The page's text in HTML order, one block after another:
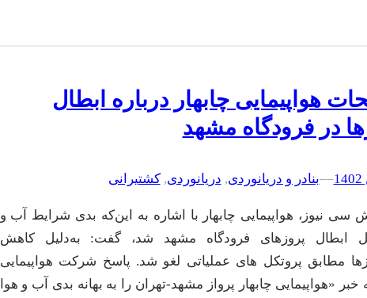
هواپیمایی چابهار درباره ابطال
در فرودگاه مشهد
–
–بنادر و دریانوردی, دریانوردی, کشتیرانی
سی نیوز، هواپیمایی چابهار با اشاره به ‌این‌که بدی شرایط آب و
ابطال پروزهای فرودگاه مشهد شد، گفت: به‌دلیل کاهش
مطابق پروتکل های عملیاتی لغو شد. پاسخ شرکت هواپیمایی
خبر «هواپیمایی چابهار پرواز مشهد-تهران را به بهانه بدی آب و هوا